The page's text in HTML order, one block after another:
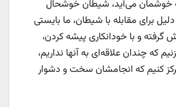
خوشمان می‌آید، شیطان خوشحال
برای مقابله با شیطان، ما بایستی
گرفته و با خودانکاری پیشه کردن،
که چندان علاقه‌ای به آنها نداریم،
کنیم که انجامشان سخت و دشوار